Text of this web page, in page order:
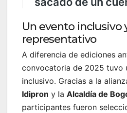
Un evento inclusivo
representativo
A diferencia de ediciones
convocatoria de 2025 tuvo
inclusivo. Gracias a la
Idipron y la Alcaldía de
participantes fueron